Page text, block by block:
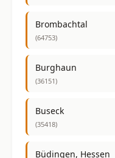
Brombachtal
(64753)
Burghaun
(36151)
Buseck
(35418)
Büdingen, Hessen